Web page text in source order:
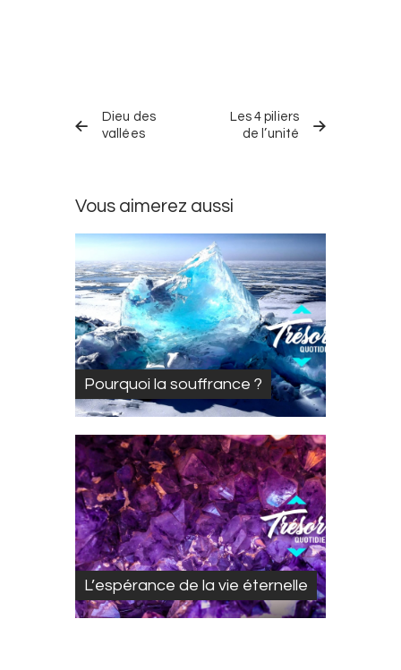
dans
les
QUOTIDIEN
PRÉCÉDENT
Dieu des
vallées
QUOTIDIEN
SUIVANT
Les 4 piliers
de l’unité
Vous aimerez aussi
Pourquoi la souffrance ?
L’espérance de la vie éternelle